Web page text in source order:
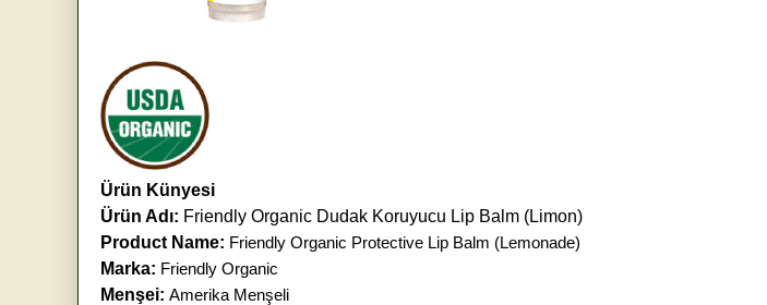
Ürün Künyesi
Ürün Adı: Friendly Organic Dudak Koruyucu Lip Balm (Limon)
Product Name: Friendly Organic Protective Lip Balm (Lemonade)
Marka: Friendly Organic
Menşei: Amerika Menşeli